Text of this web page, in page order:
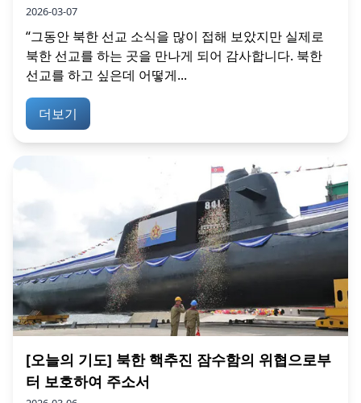
2026-03-07
“그동안 북한 선교 소식을 많이 접해 보았지만 실제로
북한 선교를 하는 곳을 만나게 되어 감사합니다. 북한
선교를 하고 싶은데 어떻게...
더보기
[오늘의 기도] 북한 핵추진 잠수함의 위협으로부
터 보호하여 주소서